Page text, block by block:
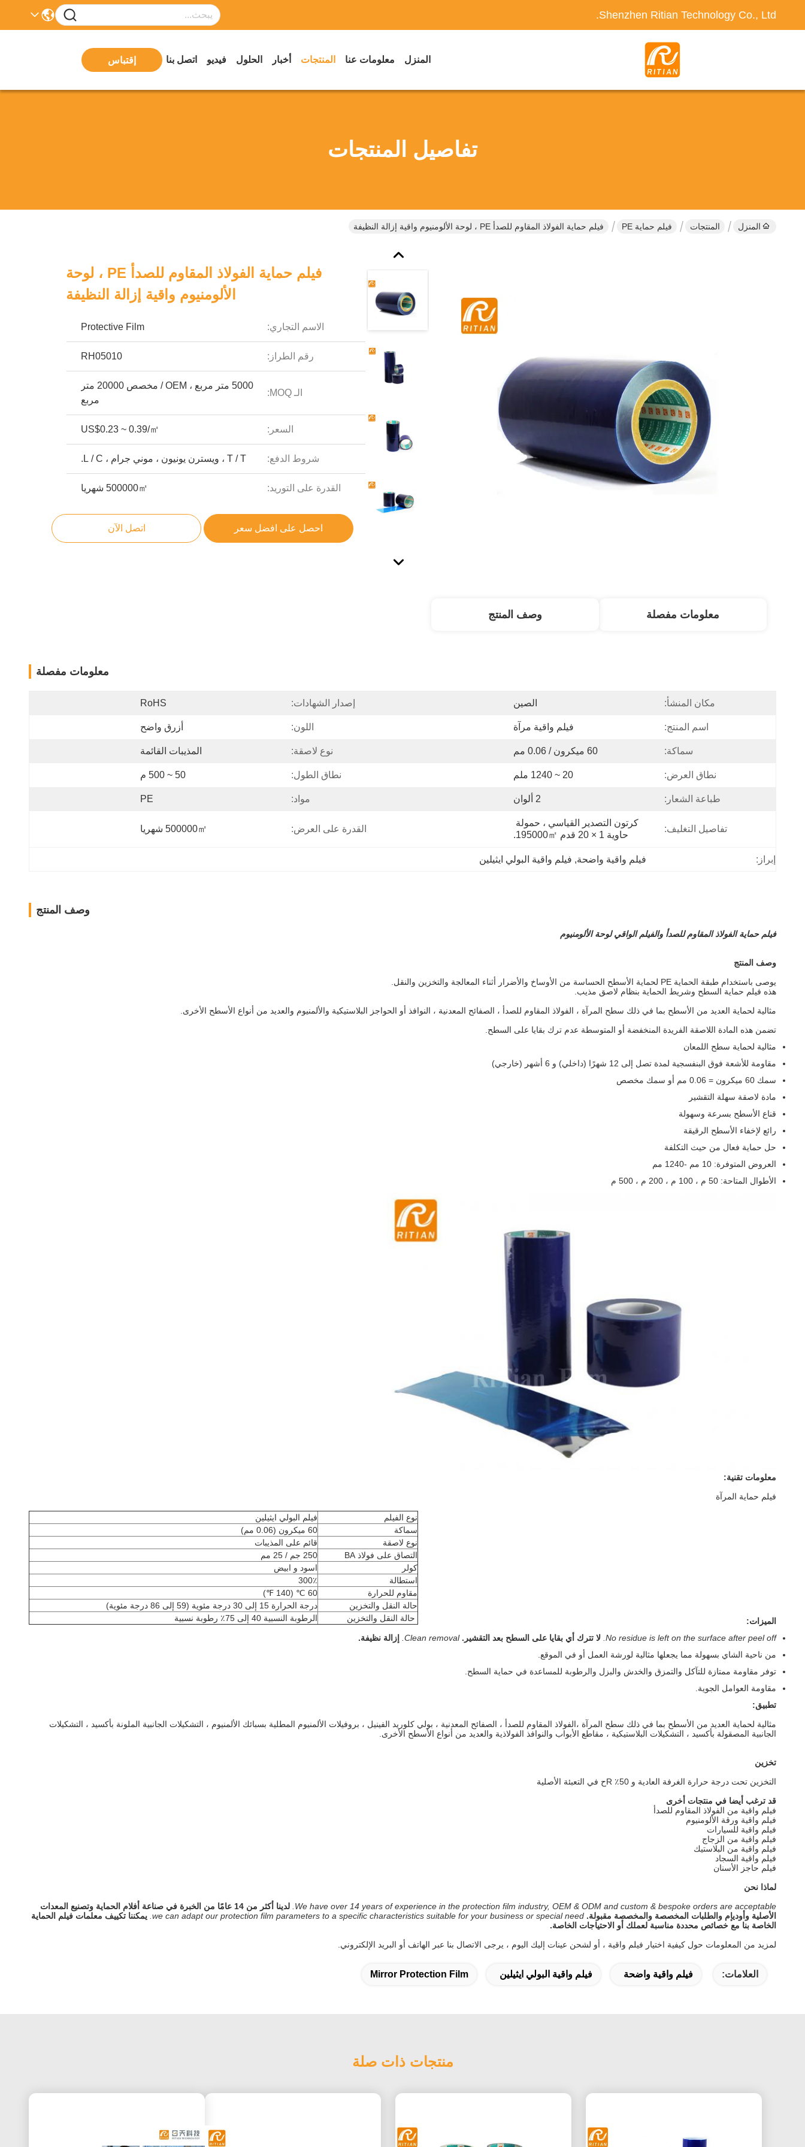
Shenzhen Ritian Technology Co., Ltd.
المنزل معلومات عنا المنتجات أخبار الحلول فيديو اتصل بنا إقتباس
تفاصيل المنتجات
المنزل المنتجات فيلم حماية PE فيلم حماية الفولاذ المقاوم للصدأ PE ، لوحة الألومنيوم واقية إزالة النظيفة
فيلم حماية الفولاذ المقاوم للصدأ PE ، لوحة
الألومنيوم واقية إزالة النظيفة
الاسم التجاري: Protective Film
رقم الطراز: RH05010
الـ MOQ:
5000 متر مربع ، OEM / مخصص 20000 متر
مربع
السعر: US$0.23 ~ 0.39/㎡
شروط الدفع: T / T ، ويسترن يونيون ، موني جرام ، L / C.
القدرة على التوريد: 500000㎡ شهريا
احصل على افضل سعر اتصل الآن
معلومات مفصلة وصف المنتج
معلومات مفصلة
مكان المنشأ: الصين إصدار الشهادات: RoHS
اسم المنتج: فيلم واقية مرآة اللون: أزرق واضح
سماكة: 60 ميكرون / 0.06 مم نوع لاصقة: المذيبات القائمة
نطاق العرض: 20 ~ 1240 ملم نطاق الطول: 50 ~ 500 م
طباعة الشعار: 2 ألوان مواد: PE
تفاصيل التغليف:
حاوية 1 × 20 قدم 195000㎡.
القدرة على العرض: 500000㎡ شهريا
إبراز: فيلم واقية واضحة, فيلم واقية البولي ايثيلين
وصف المنتج
فيلم حماية الفولاذ المقاوم للصدأ والفيلم الواقي لوحة الألومنيوم
وصف المنتج
يوصى باستخدام طبقة الحماية PE لحماية الأسطح الحساسة من الأوساخ والأضرار أثناء المعالجة والتخزين والنقل.
هذه فيلم حماية السطح وشريط الحماية بنظام لاصق مذيب.
مثالية لحماية العديد من الأسطح بما في ذلك سطح المرآة ، الفولاذ المقاوم للصدأ ، الصفائح المعدنية ، النوافذ أو الحواجز البلاستيكية والألمنيوم والعديد من أنواع الأسطح الأخرى.
تضمن هذه المادة اللاصقة الفريدة المنخفضة أو المتوسطة عدم ترك بقايا على السطح.
مثالية لحماية سطح اللمعان
مقاومة للأشعة فوق البنفسجية لمدة تصل إلى 12 شهرًا (داخلي) و 6 أشهر (خارجي)
سمك 60 ميكرون = 0.06 مم أو سمك مخصص
مادة لاصقة سهلة التقشير
قناع الأسطح بسرعة وسهولة
رائع لإخفاء الأسطح الرقيقة
حل حماية فعال من حيث التكلفة
العروض المتوفرة: 10 مم -1240 مم
الأطوال المتاحة: 50 م ، 100 م ، 200 م ، 500 م
معلومات تقنية:
فيلم حماية المرآة
نوع الفيلم
فيلم البولي ايثيلين
سماكة
60 ميكرون (0.06 مم)
نوع لاصقة
قائم على المذيبات
التصاق على فولاذ BA
250 جم / 25 مم
كولر
اسود و ابيض
استطالة
300٪
مقاوم للحرارة
60 ℃ (140 ℉)
حالة النقل والتخزين
درجة الحرارة 15 إلى 30 درجة مئوية (59 إلى 86 درجة مئوية)
حالة النقل والتخزين
الرطوبة النسبية 40 إلى 75٪ رطوبة نسبية
الميزات:
No residue is left on the surface after peel off. لا تترك أي بقايا على السطح بعد التقشير. Clean removal. إزالة نظيفة.
من ناحية الشاي بسهولة مما يجعلها مثالية لورشة العمل أو في الموقع.
توفر مقاومة ممتازة للتآكل والتمزق والخدش والبزل والرطوبة للمساعدة في حماية السطح.
مقاومة العوامل الجوية.
تطبيق:
مثالية لحماية العديد من الأسطح بما في ذلك سطح المرآة ،الفولاذ المقاوم للصدأ ، الصفائح المعدنية ، بولي كلوريد الفينيل ، بروفيلات الألمنيوم المطلية بسبائك الألمنيوم ، التشكيلات الجانبية الملونة بأكسيد ، التشكيلات
الجانبية المصقولة بأكسيد ، التشكيلات البلاستيكية ، مقاطع الأبواب والنوافذ الفولاذية والعديد من أنواع الأسطح الأخرى.
تخزين
التخزين تحت درجة حرارة الغرفة العادية و 50٪ R
ح في التعبئة الأصلية
قد ترغب أيضا في منتجات أخرى
فيلم واقية من الفولاذ المقاوم للصدأ
فيلم واقية ورقة الألومنيوم
فيلم واقية للسيارات
فيلم واقية من الزجاج
فيلم واقية من البلاستيك
فيلم واقية السجاد
فيلم حاجز الأسنان
لماذا نحن
We have over 14 years of experience in the protection film industry, OEM & ODM and custom & bespoke orders are acceptable.
لدينا أكثر من 14 عامًا من الخبرة في صناعة أفلام الحماية وتصنيع المعدات
الأصلية وأوديإم والطلبات المخصصة والمخصصة مقبولة. we can adapt our protection film parameters to a specific characteristics suitable for your business or special need. يمكننا تكييف معلمات فيلم الحماية
الخاصة بنا مع خصائص محددة مناسبة لعملك أو الاحتياجات الخاصة.
لمزيد من المعلومات حول كيفية اختيار فيلم واقية ، أو لشحن عينات إليك اليوم ، يرجى الاتصال بنا عبر الهاتف أو البريد الإلكتروني.
العلامات: فيلم واقية واضحة فيلم واقية البولي ايثيلين Mirror Protection Film
منتجات ذات صلة